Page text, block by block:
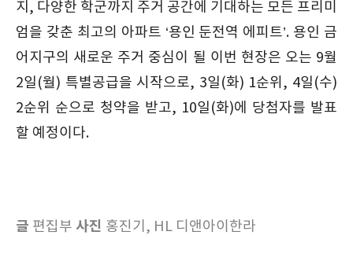
지, 다양한 학군까지 주거 공간에 기대하는 모든 프리미
엄을 갖춘 최고의 아파트 ‘용인 둔전역 에피트’. 용인 금
어지구의 새로운 주거 중심이 될 이번 현장은 오는 9월
2일(월) 특별공급을 시작으로, 3일(화) 1순위, 4일(수)
2순위 순으로 청약을 받고, 10일(화)에 당첨자를 발표
할 예정이다.
글 편집부 사진 홍진기, HL 디앤아이한라